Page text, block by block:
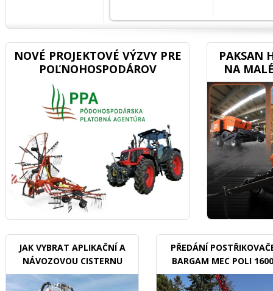
NOVÉ PROJEKTOVÉ VÝZVY PRE
POĽNOHOSPODÁROV
PAKSAN
NA
JAK VYBRAT APLIKAČNÍ A
NÁVOZOVOU CISTERNU
PŘEDÁNÍ
BARGAM MEC POLI 1600
BDX